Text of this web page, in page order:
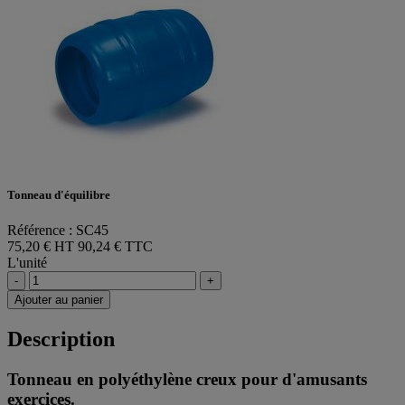
Tonneau d'équilibre
Référence : SC45
75,20 € HT 90,24 € TTC
L'unité
-
+
Ajouter au panier
Description
Tonneau en polyéthylène creux pour d'amusants
exercices.